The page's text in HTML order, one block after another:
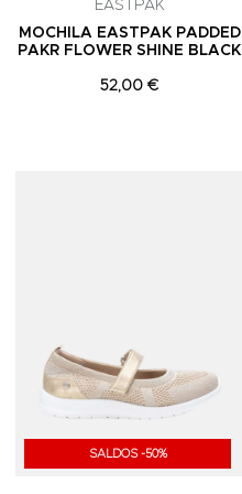
EASTPAK
MOCHILA EASTPAK PADDED
PAKR FLOWER SHINE BLACK
52,00 €
SALDOS -50%